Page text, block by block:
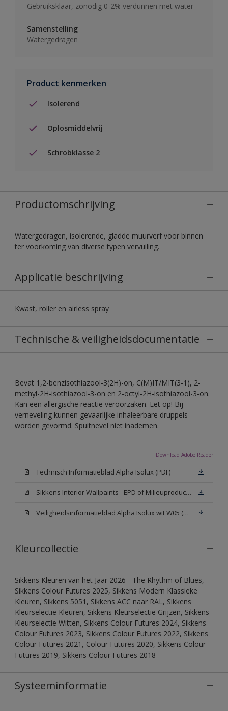
Gebruiksklaar, zonodig 0-2% verdunnen met water
Samenstelling
Watergedragen
Product kenmerken
Isolerend
Oplosmiddelvrij
Schrobklasse 2
Productomschrijving
Watergedragen, isolerende, gladde muurverf voor binnen
ter voorkoming van diverse typen vervuiling.
Applicatie beschrijving
Kwast, roller en airless spray
Technische & veiligheidsdocumentatie
Bevat 1,2-benzisothiazool-3(2H)-on, C(M)IT/MIT(3-1), 2-
methyl-2H-isothiazool-3-on en 2-octyl-2H-isothiazool-3-on.
Kan een allergische reactie veroorzaken. Let op! Bij
verneveling kunnen gevaarlijke inhaleerbare druppels
worden gevormd. Spuitnevel niet inademen.
Download Adobe Reader
Technisch Informatieblad Alpha Isolux (PDF)
Sikkens Interior Wallpaints - EPD of Milieuproductverklaring
Veiligheidsinformatieblad Alpha Isolux wit W05 (SDS)
Kleurcollectie
Sikkens Kleuren van het Jaar 2026 - The Rhythm of Blues,
Sikkens Colour Futures 2025, Sikkens Modern Klassieke
Kleuren, Sikkens 5051, Sikkens ACC naar RAL, Sikkens
Kleurselectie Kleuren, Sikkens Kleurselectie Grijzen, Sikkens
Kleurselectie Witten, Sikkens Colour Futures 2024, Sikkens
Colour Futures 2023, Sikkens Colour Futures 2022, Sikkens
Colour Futures 2021, Colour Futures 2020, Sikkens Colour
Futures 2019, Sikkens Colour Futures 2018
Systeeminformatie